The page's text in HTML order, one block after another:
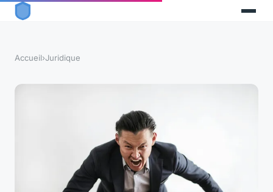
Accueil›Juridique